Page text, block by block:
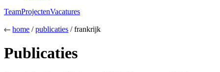
TeamProjectenVacatures
home /publicaties / frankrijk
Publicaties